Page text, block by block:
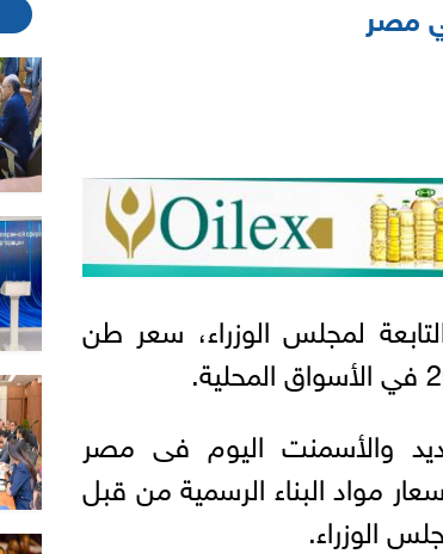
مصر
لمجلس الوزراء، سعر طن
والأسمنت اليوم فى مصر
مواد البناء الرسمية من قبل
الوزراء.